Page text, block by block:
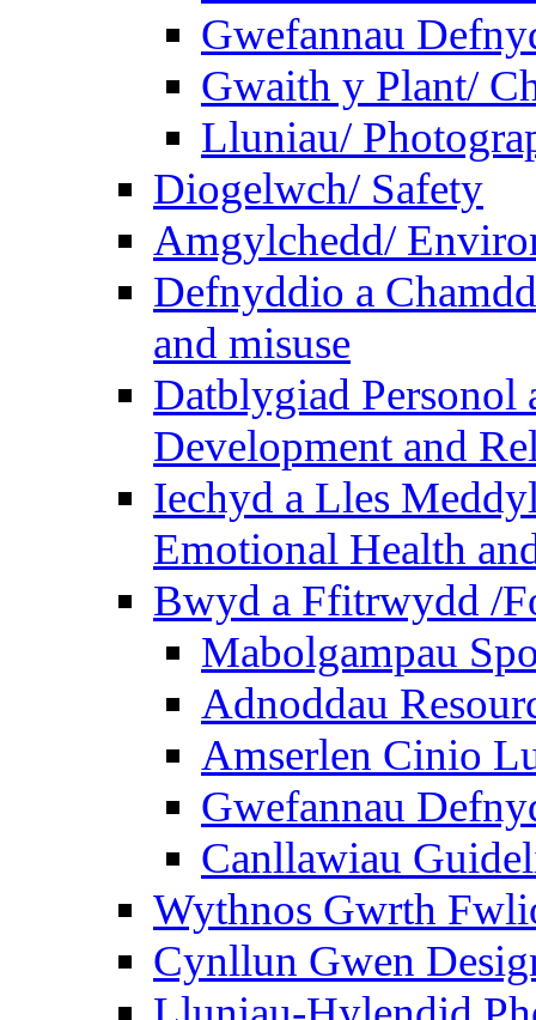
Gwefannau
Gwaith y Plant/
Lluniau/
Diogelwch/ Safety
Amgylchedd/
Defnyddio a
and misuse
Datblygiad Personol
Development and
Iechyd a Lles
Emotional Health
Bwyd a Ffitrwydd /
Mabolgampau
Adnoddau
Amserlen Cinio
Gwefannau
Canllawiau
Wythnos Gwrth
Cynllun Gwen